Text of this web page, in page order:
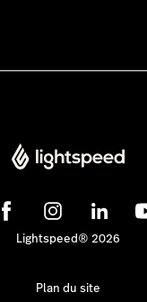
Lightspeed® 2026
Plan du site